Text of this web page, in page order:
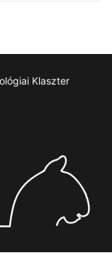
Klaszter